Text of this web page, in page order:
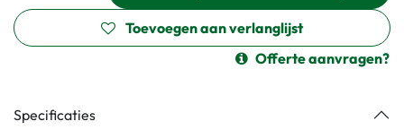
Toevoegen aan verlanglijst
Offerte aanvragen?
Specificaties